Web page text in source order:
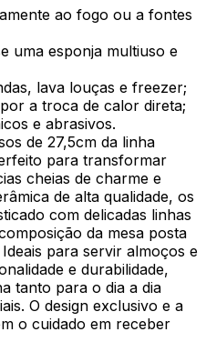
ao fogo ou a fontes
uma esponja multiuso e
lava louças e freezer;
a troca de calor direta;
e abrasivos.
de 27,5cm da linha
para transformar
cheias de charme e
de alta qualidade, os
com delicadas linhas
da mesa posta
para servir almoços e
e durabilidade,
tanto para o dia a dia
O design exclusivo e a
o cuidado em receber